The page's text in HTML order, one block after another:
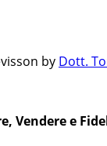
by Dott.
Vendere e